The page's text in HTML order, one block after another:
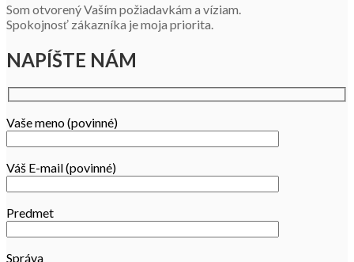
Som otvorený Vaším požiadavkám a víziam.
Spokojnosť zákazníka je moja priorita.
NAPÍŠTE NÁM
Vaše meno (povinné)
Váš E-mail (povinné)
Predmet
Správa